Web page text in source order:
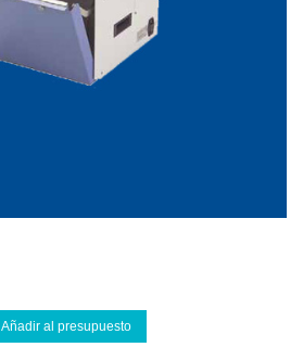
Añadir al presupuesto